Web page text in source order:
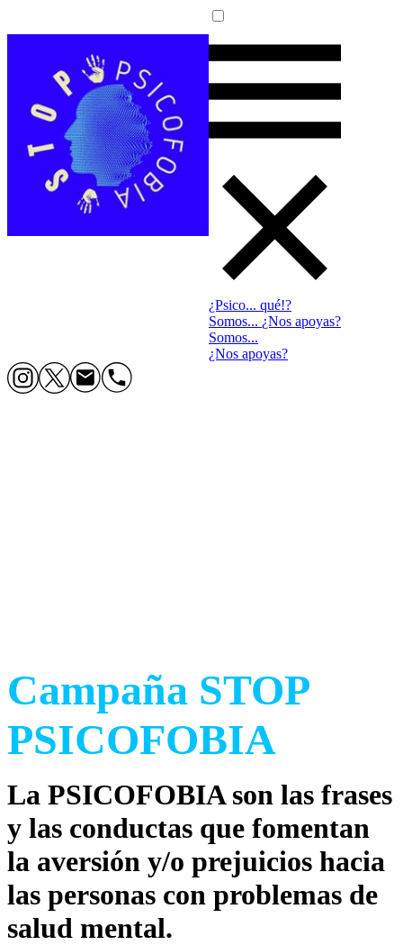
¿Psico... qué!?
Somos... ¿Nos apoyas?
Somos...
¿Nos apoyas?
Campaña STOP
PSICOFOBIA
La PSICOFOBIA son las frases
y las conductas que fomentan
la aversión y/o prejuicios hacia
las personas con problemas de
salud mental.